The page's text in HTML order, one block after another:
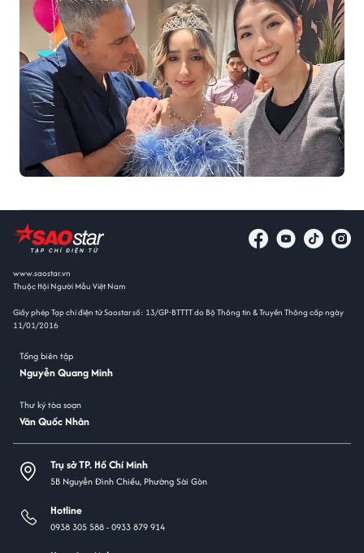
www.saostar.vn
Thuộc Hội Người Mẫu Việt Nam
Giấy phép Tạp chí điện tử Saostar số: 13/GP-BTTTT do Bộ Thông tin & Truyền Thông cấp ngày
11/01/2016
Tổng biên tập
Nguyễn Quang Minh
Thư ký tòa soạn
Văn Quốc Nhân
Trụ sở TP. Hồ Chí Minh
5B Nguyễn Đình Chiểu, Phường Sài Gòn
Hotline
0938 305 588 -0933 879 914